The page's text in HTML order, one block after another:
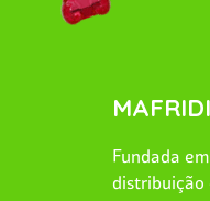
Fundada
distribuição